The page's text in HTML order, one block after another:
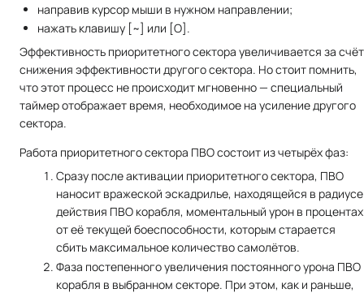
направив курсор мыши в нужном направлении;
нажать клавишу [~] или [O].
Эффективность приоритетного сектора увеличивается за счёт
снижения эффективности другого сектора. Но стоит помнить,
что этот процесс не происходит мгновенно — специальный
таймер отображает время, необходимое на усиление другого
сектора.
Работа приоритетного сектора ПВО состоит из четырёх фаз:
Сразу после активации приоритетного сектора, ПВО
наносит вражеской эскадрилье, находящейся в радиусе
действия ПВО корабля, моментальный урон в процентах
от её текущей боеспособности, которым старается
сбить максимальное количество самолётов.
Фаза постепенного увеличения постоянного урона ПВО
корабля в выбранном секторе. При этом, как и раньше,